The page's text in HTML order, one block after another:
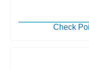
Check